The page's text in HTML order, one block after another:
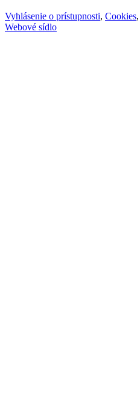
Vyhlásenie o prístupnosti, Cookies,
Webové sídlo